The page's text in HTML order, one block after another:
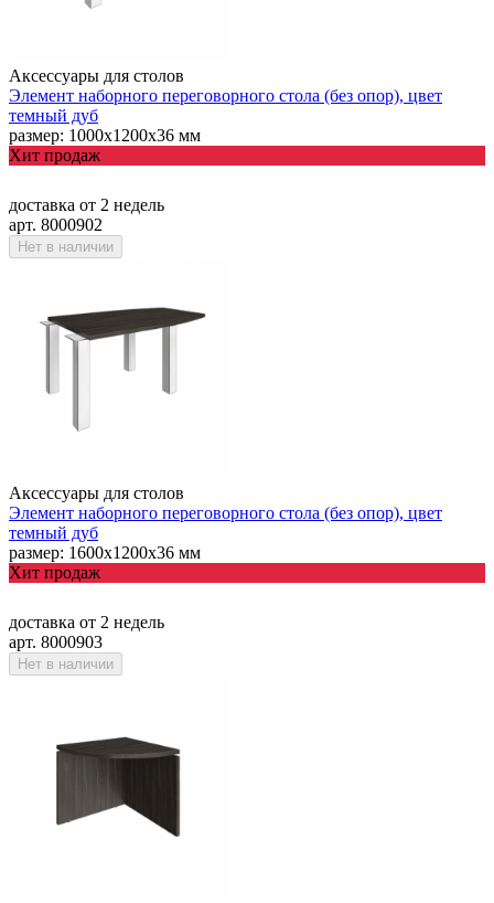
Аксессуары для столов
Элемент наборного переговорного стола (без опор), цвет
темный дуб
размер: 1000х1200х36 мм
Хит продаж
доставка от 2 недель
арт. 8000902
Нет в наличии
Аксессуары для столов
Элемент наборного переговорного стола (без опор), цвет
темный дуб
размер: 1600х1200х36 мм
Хит продаж
доставка от 2 недель
арт. 8000903
Нет в наличии